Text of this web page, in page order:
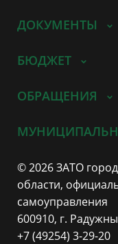
ДОКУМЕНТЫ
БЮДЖЕТ
ОБРАЩЕНИЯ
© 2026 ЗАТО
области,
самоуправления
600910, г.
+7 (49254) 3-29-20